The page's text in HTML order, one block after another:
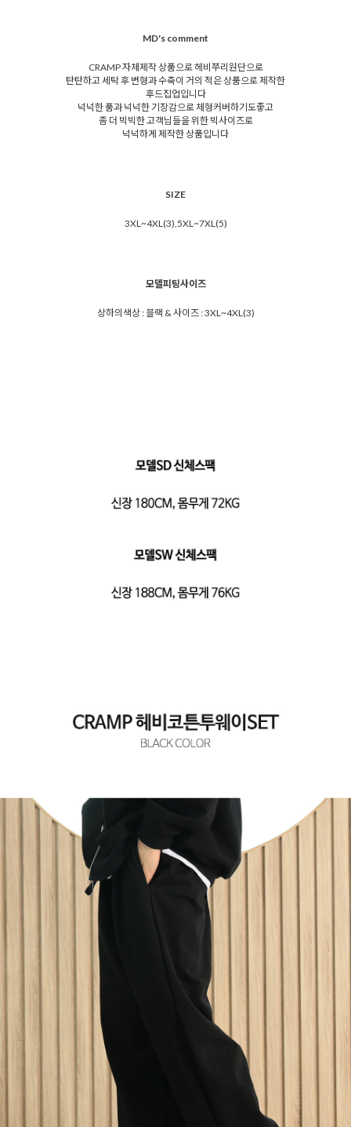
MD's comment
CRAMP 자체제작 상품으로 헤비쭈리원단으로
탄탄하고 세탁 후 변형과 수축이 거의 적은 상품으로 제작한
후드집업입니다
넉넉한 품과 넉넉한 기장감으로 체형커버하기도좋고
좀 더 빅빅한 고객님들을 위한 빅사이즈로
넉넉하게 제작한 상품입니다
SIZE
3XL~4XL(3),5XL~7XL(5)
모델피팅사이즈
상하의색상 : 블랙 & 사이즈 : 3XL~4XL(3)